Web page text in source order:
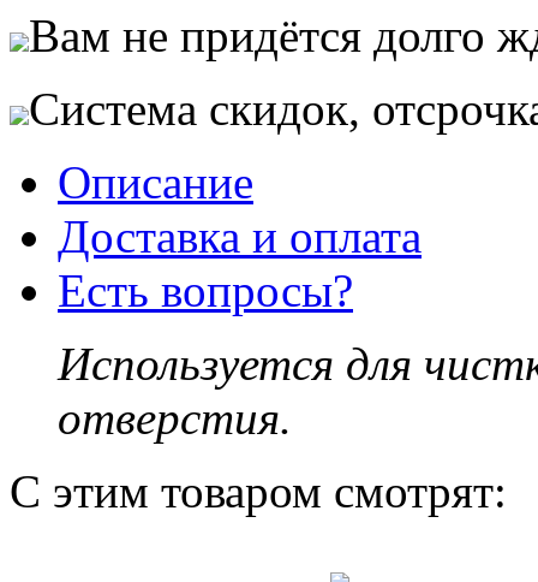
Вам не придётся долго
Система скидок,
Описание
Доставка и оплата
Есть вопросы?
Используется для
отверстия.
С этим товаром смотрят: